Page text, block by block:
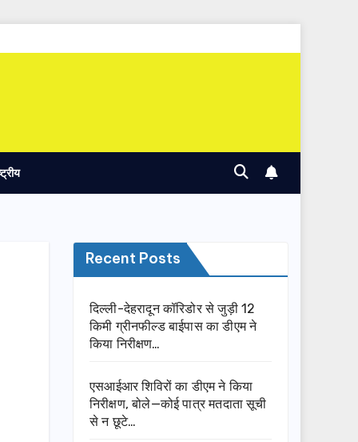
Recent Posts
दिल्ली-देहरादून कॉरिडोर से जुड़ी 12
किमी ग्रीनफील्ड बाईपास का डीएम ने
किया निरीक्षण…
एसआईआर शिविरों का डीएम ने किया
निरीक्षण, बोले—कोई पात्र मतदाता सूची
से न छूटे…